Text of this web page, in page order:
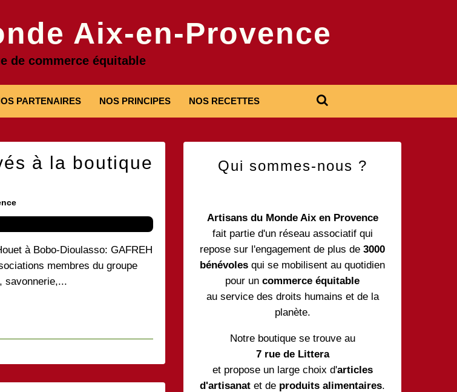
Aix-en-Provence
de commerce équitable
PARTENAIRES NOS PRINCIPES NOS RECETTES
à la boutique
à Bobo-Dioulasso: GAFREH
membres du groupe
savonnerie,...
Qui sommes-nous ?
Artisans du Monde Aix en Provence
fait partie d'un réseau associatif qui
repose sur l'engagement de plus de 3000
bénévoles qui se mobilisent au quotidien
pour un commerce équitable
au service des droits humains et de la
planète.
Notre boutique se trouve au
7 rue de Littera
et propose un large choix d'articles
d'artisanat et de produits alimentaires.